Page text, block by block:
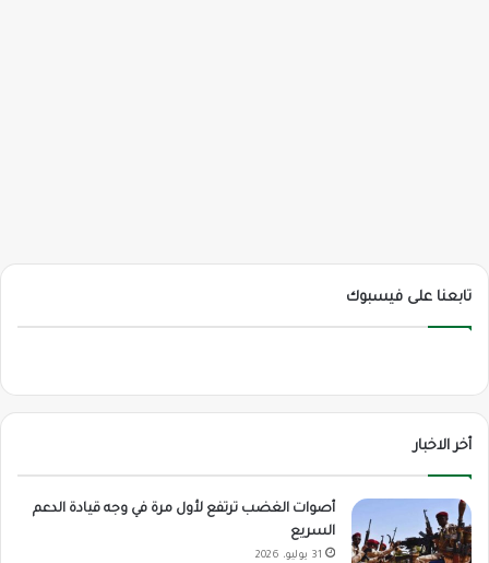
تابعنا على فيسبوك
أخر الاخبار
أصوات الغضب ترتفع لأول مرة في وجه قيادة الدعم
السريع
31 يوليو، 2026